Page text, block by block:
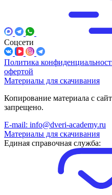
Соцсети
Политика
офертой
Материалы для скачивания
Копирование материала с
запрещено.
E-mail: info@dveri-academy.ru
Материалы для скачивания
Единая справочная служба: